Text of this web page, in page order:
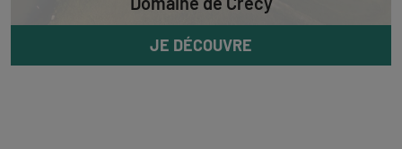
JE DÉCOUVRE